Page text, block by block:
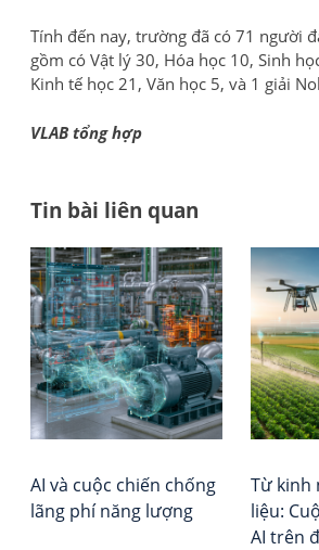
Tính đến nay, trường đã có 71 người
gồm có Vật lý 30, Hóa học 10, Sinh
Kinh tế học 21, Văn học 5, và 1 giải
VLAB tổng hợp
Tin bài liên quan
AI và cuộc chiến chống
lãng phí năng lượng
Từ kinh
liệu:
AI trên